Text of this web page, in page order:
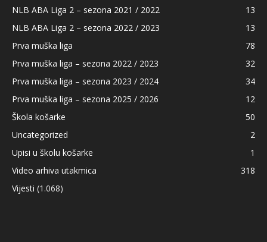
NLB ABA Liga 2 – sezona 2021 / 2022
13
NLB ABA Liga 2 – sezona 2022 / 2023
13
Prva muška liga
78
Prva muška liga – sezona 2022 / 2023
32
Prva muška liga – sezona 2023 / 2024
34
Prva muška liga – sezona 2025 / 2026
12
Škola košarke
50
Uncategorized
2
Upisi u školu košarke
1
Video arhiva utakmica
318
Vijesti (1.068)